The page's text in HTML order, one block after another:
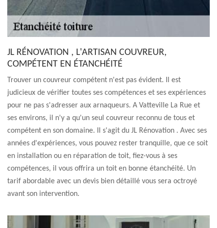
JL RÉNOVATION , L'ARTISAN COUVREUR,
COMPÉTENT EN ÉTANCHÉITÉ
Trouver un couvreur compétent n'est pas évident. Il est
judicieux de vérifier toutes ses compétences et ses expériences
pour ne pas s'adresser aux arnaqueurs. A Vatteville La Rue et
ses environs, il n'y a qu'un seul couvreur reconnu de tous et
compétent en son domaine. Il s'agit du JL Rénovation . Avec ses
années d'expériences, vous pouvez rester tranquille, que ce soit
en installation ou en réparation de toit, fiez-vous à ses
compétences, il vous offrira un toit en bonne étanchéité. Un
tarif abordable avec un devis bien détaillé vous sera octroyé
avant son intervention.